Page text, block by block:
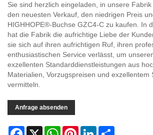
Sie sind herzlich eingeladen, in unsere
den neuesten Verkauf, den niedrigen Preis
HIGHHOPE®-Buchse GZC4-C zu kaufen. In
hat die Fabrik die aufrichtige Liebe der
sie sich auf ihren aufrichtigen Ruf, ihren
enthusiastischen Service verlässt, um
exzellenten Standarddienstleistungen aus
Materialien, Vorzugspreisen und exzellentem
vermitteln.
Anfrage absenden
Facebook
X WhatsAppPinterestLinkedIn